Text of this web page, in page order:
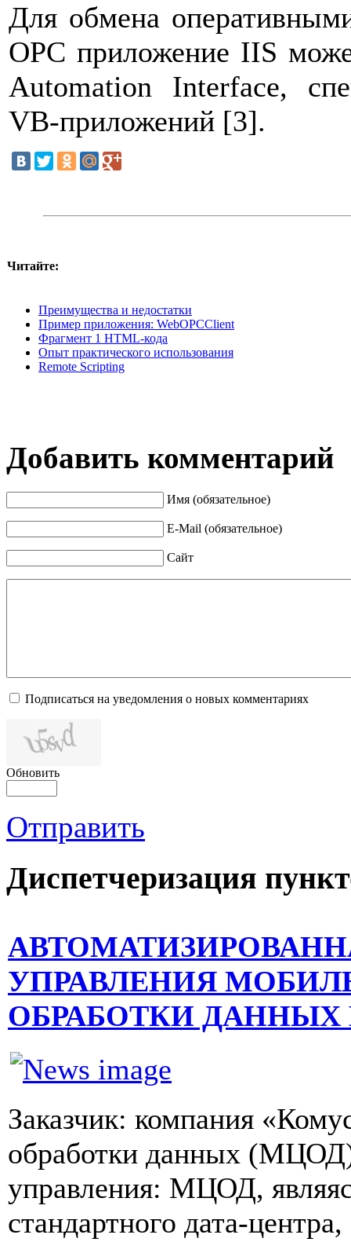
Для обмена
ОРС приложение IIS
Automation Interface,
VB-приложений [3].
Читайте:
Преимущества и недостатки
Пример приложения: WebOPCClient
Фрагмент 1 HTML-кода
Опыт практического использования
Remote Scripting
Добавить комментарий
Имя (обязательное)
E-Mail (обязательное)
Сайт
Подписаться на уведомления о новых комментариях
Обновить
Отправить
Диспетчеризация
УПРАВЛЕНИЯ
ОБРАБОТКИ
Заказчик: компания
обработки данных (МЦОД)
управления: МЦОД,
стандартного дата-